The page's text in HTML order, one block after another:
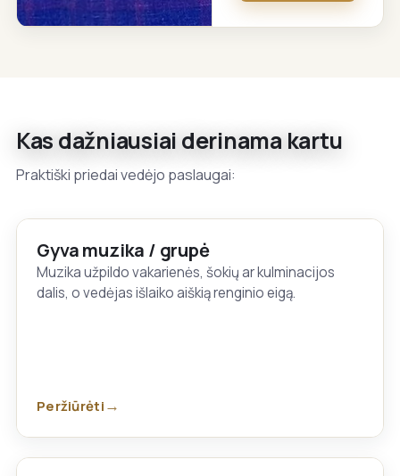
Kas dažniausiai derinama kartu
Praktiški priedai vedėjo paslaugai:
Gyva muzika / grupė
Muzika užpildo vakarienės, šokių ar kulminacijos
dalis, o vedėjas išlaiko aiškią renginio eigą.
Peržiūrėti